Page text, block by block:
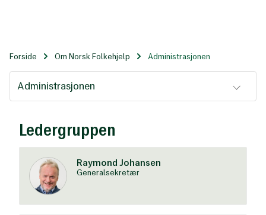
Forside Om Norsk Folkehjelp Administrasjonen
Administrasjonen
Administrasjonen
Ledergruppen
Raymond Johansen
Generalsekretær